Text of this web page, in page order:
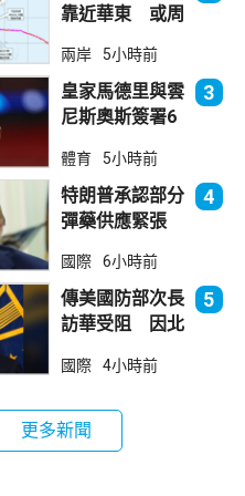
靠近華東 或周
兩岸 5小時前
皇家馬德里與雲
尼斯奧斯簽署6
3
體育 5小時前
特朗普承認部分
彈藥供應緊張
成
4
國際 6小時前
傳美國防部次長
訪華受阻 因北
售
5
國際 4小時前
更多新聞